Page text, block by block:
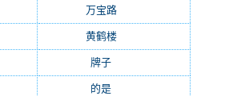
万宝路(331)
黄鹤楼(315)
牌子
的是